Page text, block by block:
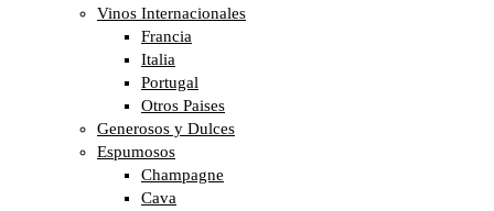
Vinos Internacionales
Francia
Italia
Portugal
Otros Paises
Generosos y Dulces
Espumosos
Champagne
Cava